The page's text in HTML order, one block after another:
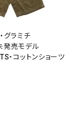
グラミチ
発売モデル
・コットンショーツ